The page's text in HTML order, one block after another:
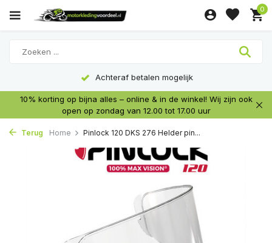
0
Achteraf betalen mogelijk
10% korting op bijna alles – online & in de winkel! Wij zijn ook
open op zondag van 12.00 tot 17.00 uur
Terug Home Pinlock 120 DKS 276 Helder pin...